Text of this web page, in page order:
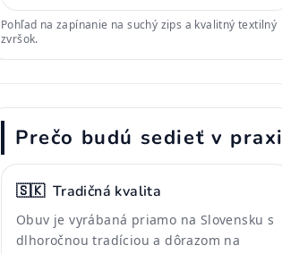
Pohľad na zapínanie na suchý zips a kvalitný textilný
zvršok.
Prečo budú sedieť v praxi
🇸🇰 Tradičná kvalita
Obuv je vyrábaná priamo na Slovensku s
dlhoročnou tradíciou a dôrazom na